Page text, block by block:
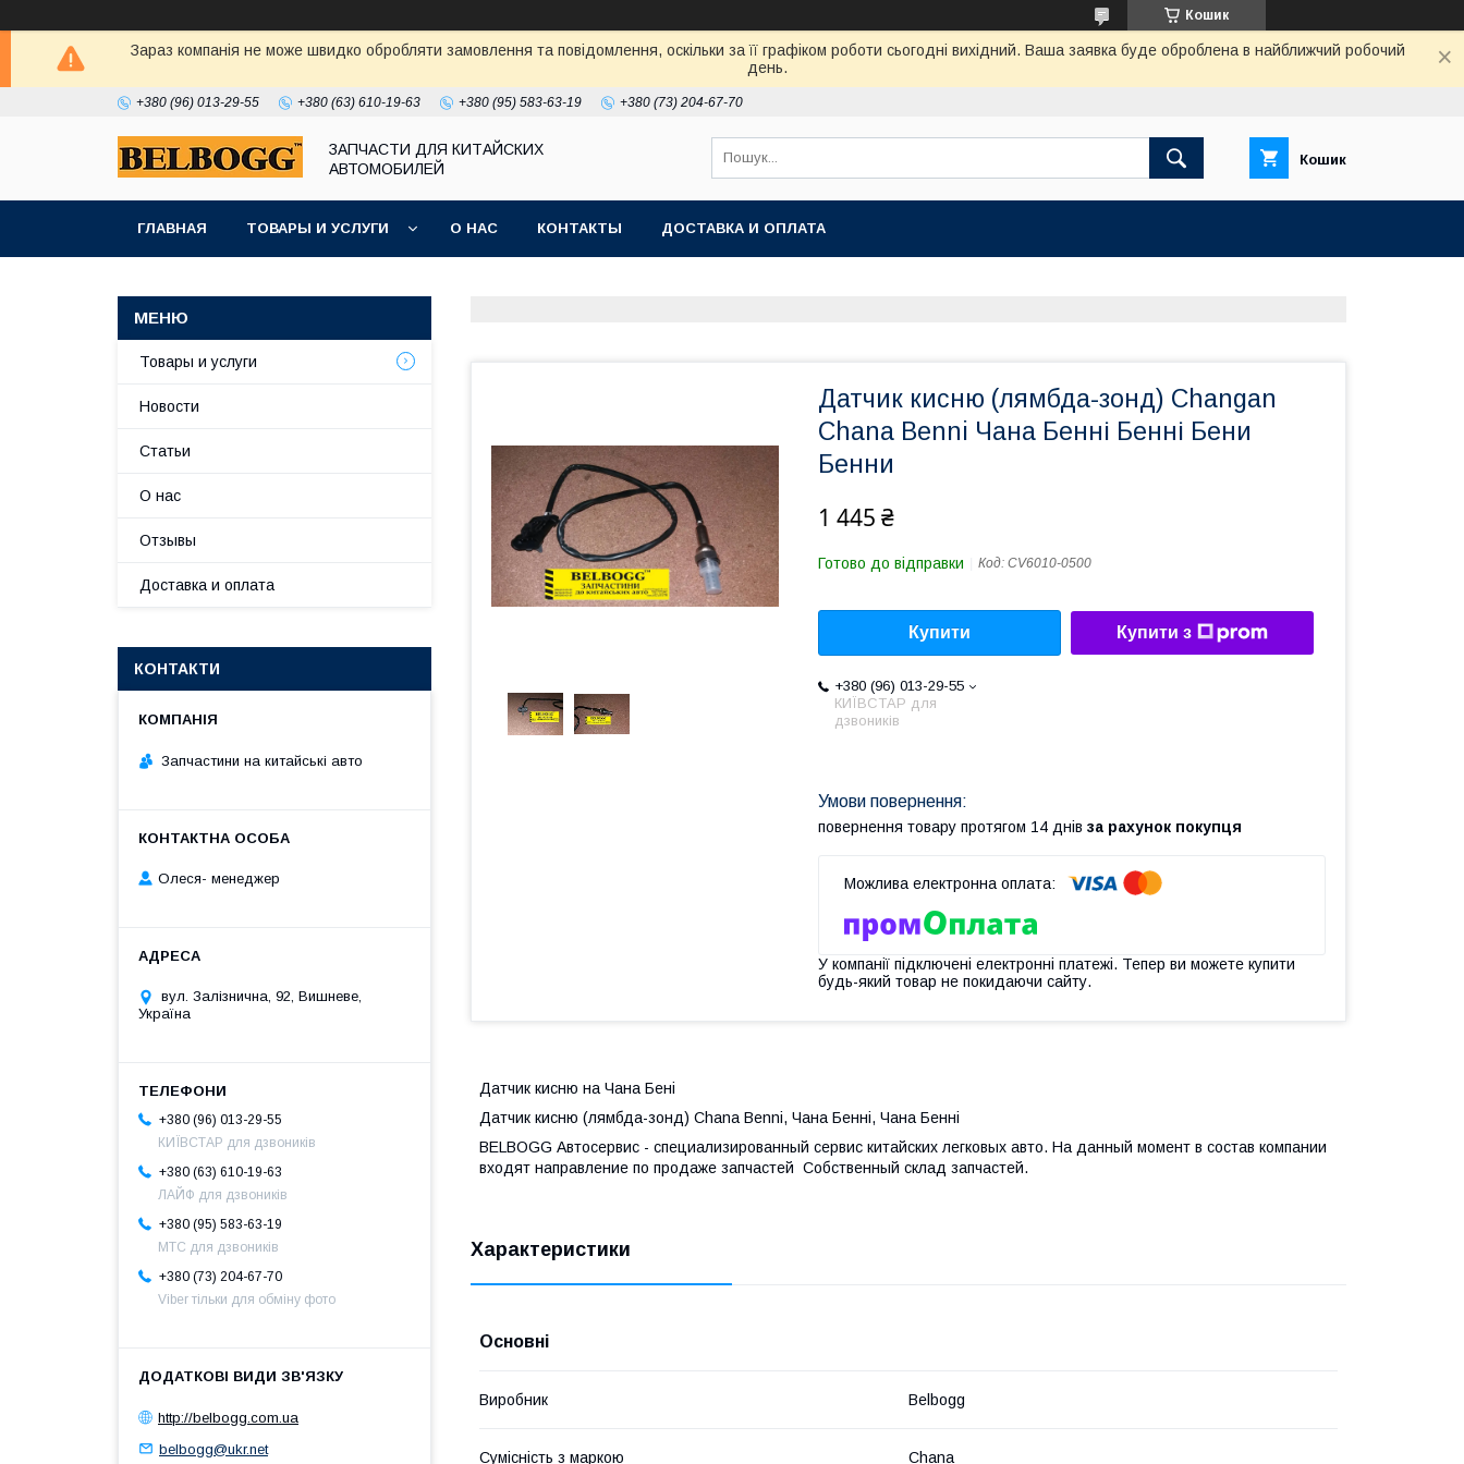
Кошик
Зараз компанія не може швидко обробляти замовлення та повідомлення, оскільки за її графіком роботи сьогодні вихідний. Ваша заявка буде оброблена в найближчий робочий
день.
+380 (96) 013-29-55 +380 (63) 610-19-63 +380 (95) 583-63-19 +380 (73) 204-67-70
ЗАПЧАСТИ ДЛЯ КИТАЙСКИХ
АВТОМОБИЛЕЙ
Кошик
ГЛАВНАЯ ТОВАРЫ И УСЛУГИ О НАС КОНТАКТЫ ДОСТАВКА И ОПЛАТА
Датчик кисню (лямбда-зонд) Changan
Chana Benni Чана Бенні Бенні Бени
Бенни
1 445 ₴
Готово до відправки Код: CV6010-0500
Купити Купити з
+380 (96) 013-29-55
КИЇВСТАР для
дзвоників
повернення товару протягом 14 днів за рахунок покупця
У компанії підключені електронні платежі. Тепер ви можете купити
будь-який товар не покидаючи сайту.
Датчик кисню на Чана Бені
Датчик кисню (лямбда-зонд) Chana Benni, Чана Бенні, Чана Бенні
BELBOGG Автосервис - специализированный сервис китайских легковых авто. На данный момент в состав компании
входят направление по продаже запчастей Собственный склад запчастей.
Характеристики
Основні
Виробник Belbogg
Сумісність з маркою Chana
Товары и услуги
Новости
Статьи
О нас
Отзывы
Доставка и оплата
КОНТАКТИ
Запчастини на китайські авто
Олеся- менеджер
вул. Залізнична, 92, Вишневе,
Україна
+380 (96) 013-29-55
КИЇВСТАР для дзвоників
+380 (63) 610-19-63
ЛАЙФ для дзвоників
+380 (95) 583-63-19
МТС для дзвоників
+380 (73) 204-67-70
Viber тільки для обміну фото
http://belbogg.com.ua
belbogg@ukr.net